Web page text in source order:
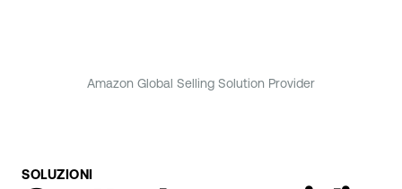
Amazon Global Selling Solution Provider
SOLUZIONI